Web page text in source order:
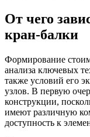
От чего
кран-балки
Формирование
анализа ключевых
также условий его
узлов. В первую
конструкции,
имеют различную
доступность к